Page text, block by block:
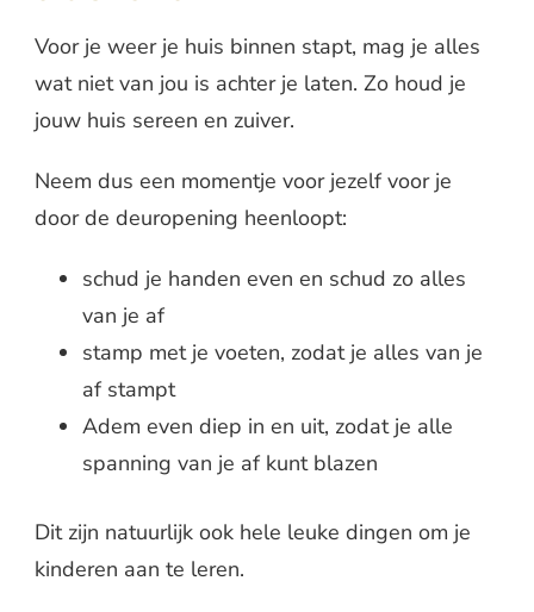
Voor je weer je huis binnen stapt, mag je alles
wat niet van jou is achter je laten. Zo houd je
jouw huis sereen en zuiver.
Neem dus een momentje voor jezelf voor je
door de deuropening heenloopt:
schud je handen even en schud zo alles
van je af
stamp met je voeten, zodat je alles van je
af stampt
Adem even diep in en uit, zodat je alle
spanning van je af kunt blazen
Dit zijn natuurlijk ook hele leuke dingen om je
kinderen aan te leren.